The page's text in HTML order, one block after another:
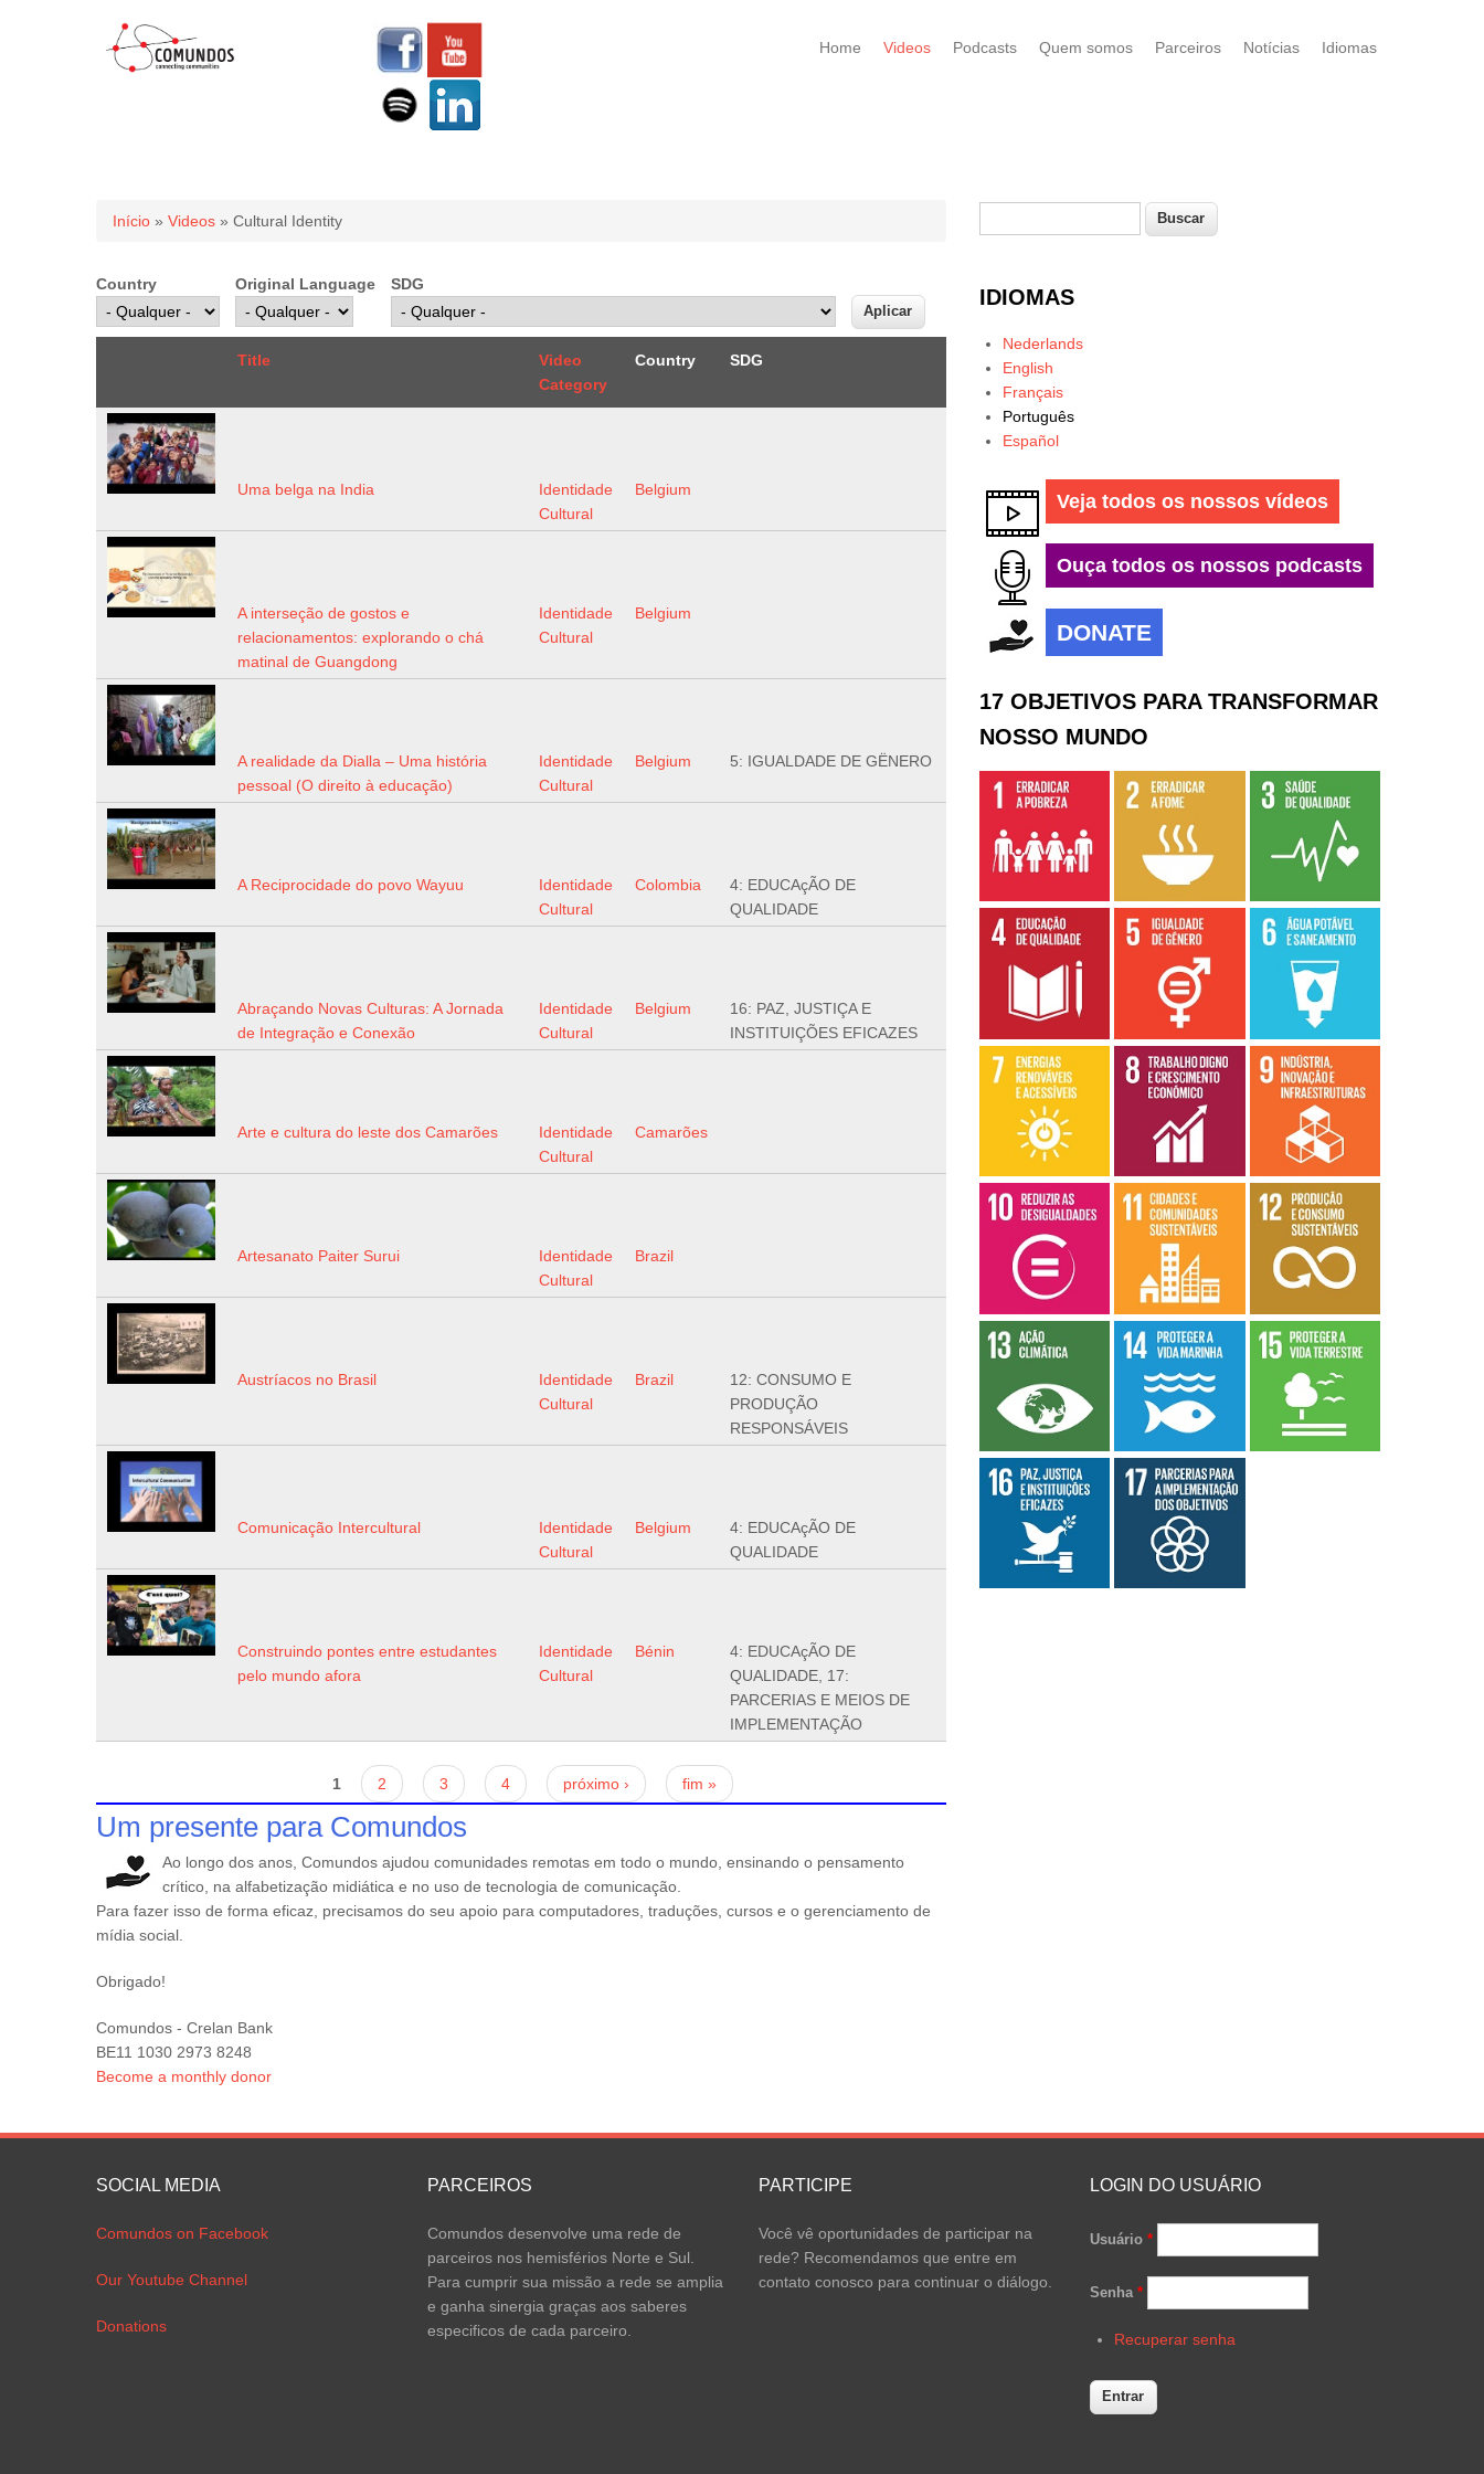
Home Videos Podcasts Quem somos Parceiros Notícias Idiomas
Você está aqui
Início » Videos » Cultural Identity
Country Original Language SDG
Title
Video
Category
Country SDG
Uma belga na India
Identidade
Cultural
Belgium
A interseção de gostos e
relacionamentos: explorando o chá
matinal de Guangdong
Identidade
Cultural
Belgium
A realidade da Dialla – Uma história
pessoal (O direito à educação)
Identidade
Cultural
Belgium 5: IGUALDADE DE GËNERO
A Reciprocidade do povo Wayuu
Identidade
Cultural
Colombia
4: EDUCAçÃO DE
QUALIDADE
Abraçando Novas Culturas: A Jornada
de Integração e Conexão
Identidade
Cultural
Belgium
16: PAZ, JUSTIÇA E
INSTITUIÇÕES EFICAZES
Arte e cultura do leste dos Camarões
Identidade
Cultural
Camarões
Artesanato Paiter Surui
Identidade
Cultural
Brazil
Austríacos no Brasil
Identidade
Cultural
Brazil
12: CONSUMO E
PRODUÇÃO
RESPONSÁVEIS
Comunicação Intercultural
Identidade
Cultural
Belgium
4: EDUCAçÃO DE
QUALIDADE
Construindo pontes entre estudantes
pelo mundo afora
Identidade
Cultural
Bénin
4: EDUCAçÃO DE
QUALIDADE, 17:
PARCERIAS E MEIOS DE
IMPLEMENTAÇÃO
1 2 3 4 próximo › fim »
Um presente para Comundos
Ao longo dos anos, Comundos ajudou comunidades remotas em todo o mundo, ensinando o pensamento
crítico, na alfabetização midiática e no uso de tecnologia de comunicação.
Para fazer isso de forma eficaz, precisamos do seu apoio para computadores, traduções, cursos e o gerenciamento de
mídia social.
Obrigado!
Comundos - Crelan Bank
BE11 1030 2973 8248
Become a monthly donor
Formulário de busca
IDIOMAS
Nederlands
English
Français
Português
Español
Veja todos os nossos vídeos
Ouça todos os nossos podcasts
DONATE
17 OBJETIVOS PARA TRANSFORMAR
NOSSO MUNDO
SOCIAL MEDIA
Comundos on Facebook
Our Youtube Channel
Donations
PARCEIROS
Comundos desenvolve uma rede de
parceiros nos hemisférios Norte e Sul.
Para cumprir sua missão a rede se amplia
e ganha sinergia graças aos saberes
especificos de cada parceiro.
PARTICIPE
Você vê oportunidades de participar na
rede? Recomendamos que entre em
contato conosco para continuar o diálogo.
LOGIN DO USUÁRIO
Usuário *
Senha *
Recuperar senha